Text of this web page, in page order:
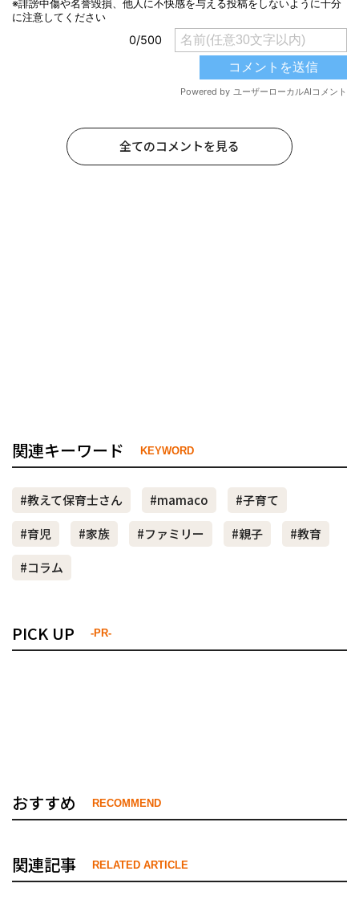
全てのコメントを見る
関連キーワード KEYWORD
#教えて保育士さん #mamaco
#子育て
#育児
#家族 #ファミリー #親子
#教育
#コラム
PICK UP -PR-
おすすめ RECOMMEND
関連記事 RELATED ARTICLE